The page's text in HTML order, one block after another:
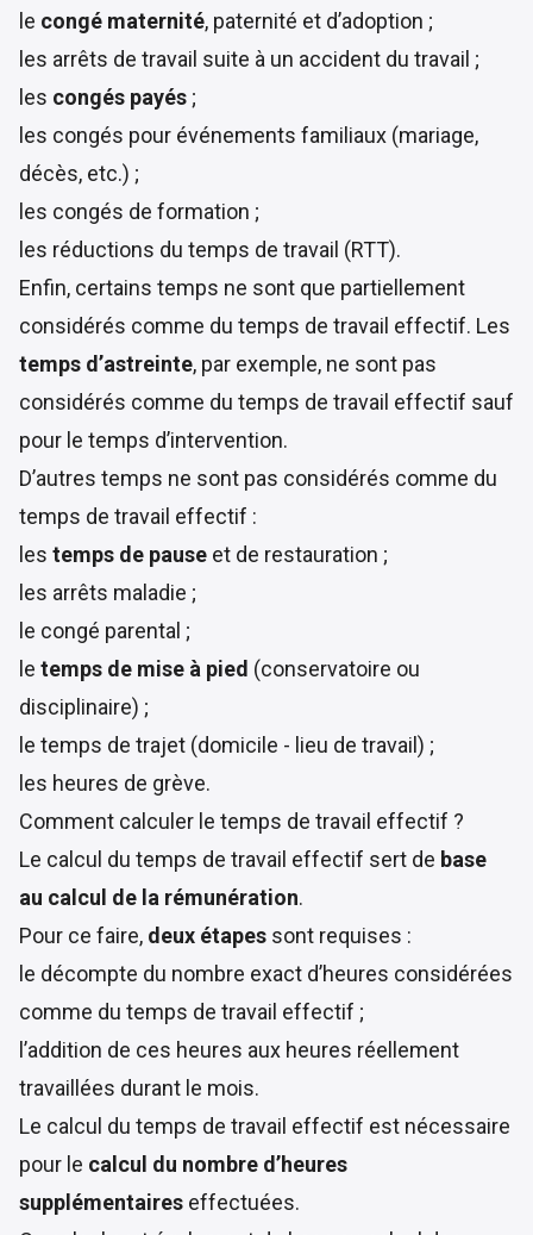
le congé maternité, paternité et d’adoption ;
les arrêts de travail suite à un accident du travail ;
les congés payés ;
les congés pour événements familiaux (mariage,
décès, etc.) ;
les congés de formation ;
les réductions du temps de travail (RTT).
Enfin, certains temps ne sont que partiellement
considérés comme du temps de travail effectif. Les
temps d’astreinte, par exemple, ne sont pas
considérés comme du temps de travail effectif sauf
pour le temps d’intervention.
D’autres temps ne sont pas considérés comme du
temps de travail effectif :
les temps de pause et de restauration ;
les arrêts maladie ;
le congé parental ;
le temps de mise à pied (conservatoire ou
disciplinaire) ;
le temps de trajet (domicile - lieu de travail) ;
les heures de grève.
Comment calculer le temps de travail effectif ?
Le calcul du temps de travail effectif sert de base
au calcul de la rémunération.
Pour ce faire, deux étapes sont requises :
le décompte du nombre exact d’heures considérées
comme du temps de travail effectif ;
l’addition de ces heures aux heures réellement
travaillées durant le mois.
Le calcul du temps de travail effectif est nécessaire
pour le calcul du nombre d’heures
supplémentaires effectuées.